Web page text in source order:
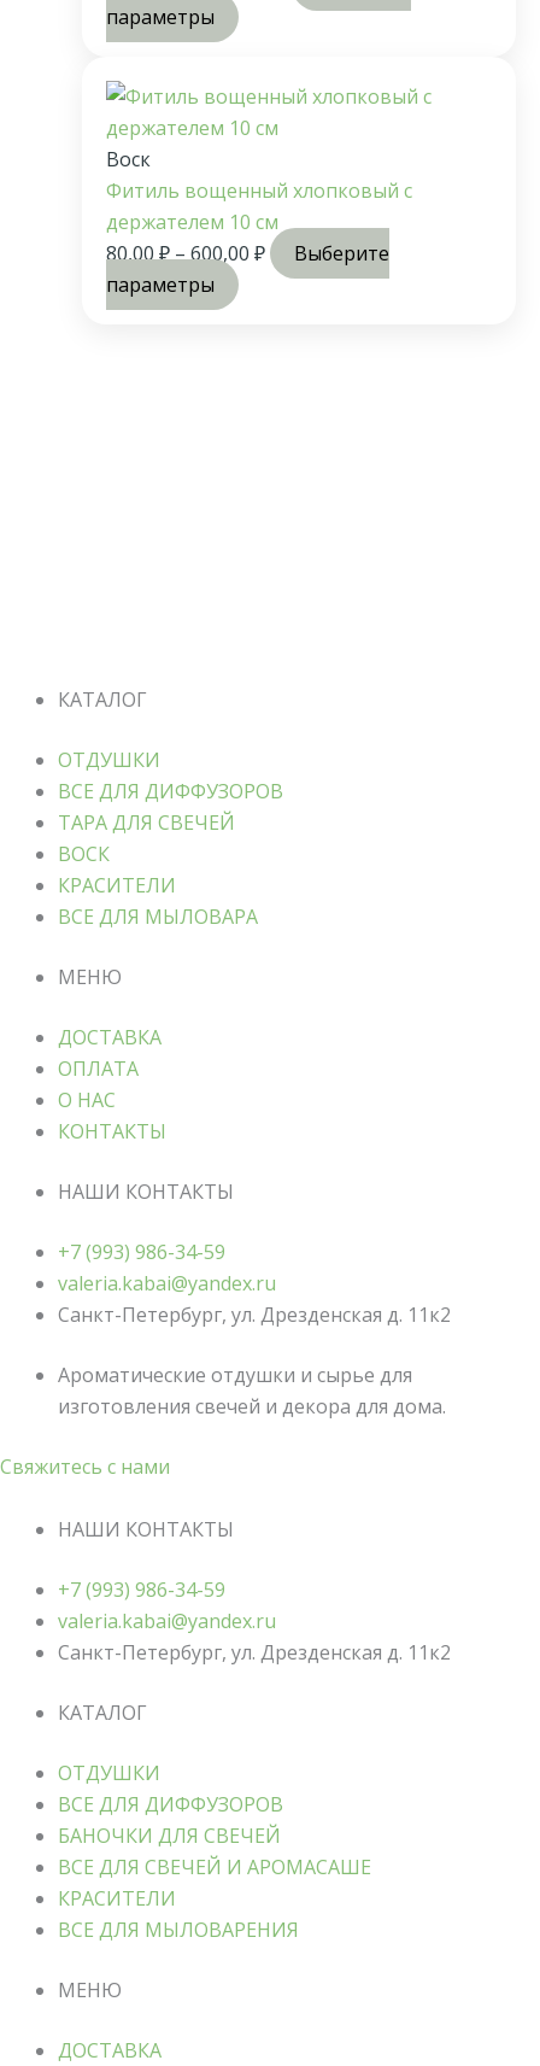
параметры
Воск
Фитиль вощенный хлопковый с
держателем 10 см
80,00₽–600,00 ₽
Выберите
параметры
КАТАЛОГ
ОТДУШКИ
ВСЕ ДЛЯ ДИФФУЗОРОВ
ТАРА ДЛЯ СВЕЧЕЙ
ВОСК
КРАСИТЕЛИ
ВСЕ ДЛЯ МЫЛОВАРА
МЕНЮ
ДОСТАВКА
ОПЛАТА
О НАС
КОНТАКТЫ
НАШИ КОНТАКТЫ
+7 (993) 986-34-59
valeria.kabai@yandex.ru
Санкт-Петербург, ул. Дрезденская д. 11к2
Ароматические отдушки и сырье для
изготовления свечей и декора для дома.
Свяжитесь с нами
НАШИ КОНТАКТЫ
+7 (993) 986-34-59
valeria.kabai@yandex.ru
Санкт-Петербург, ул. Дрезденская д. 11к2
КАТАЛОГ
ОТДУШКИ
ВСЕ ДЛЯ ДИФФУЗОРОВ
БАНОЧКИ ДЛЯ СВЕЧЕЙ
ВСЕ ДЛЯ СВЕЧЕЙ И АРОМАСАШЕ
КРАСИТЕЛИ
ВСЕ ДЛЯ МЫЛОВАРЕНИЯ
МЕНЮ
ДОСТАВКА